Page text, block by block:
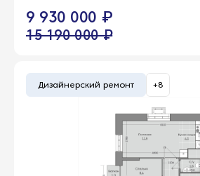
9 930 000 ₽
15 190 000 ₽
Дизайнерский ремонт +8